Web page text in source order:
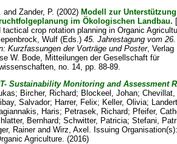
andZander, P. (2002) Modell zur
im Ökologischen Landbau.
tactical crop rotation planning in Organic
Wulf (Eds.)45. Jahrestagung vom
Kurzfassungen der Vorträge und Poster, Verlag
W. Bode, Mitteilungen der Gesellschaft für
no. 14, pp. 88-89.
Sustainability Monitoring and Assessment
; Bircher, Richard; Blockeel, Johan;
Salvador; Harrer, Felix; Keller, Olivia;
Haris; Petrasek, Richard; Pfeifer,
Bernhard;Schwitter, Patricia;Stefani,
RainerandWirz, Axel . Issuing
Agriculture. (2016)